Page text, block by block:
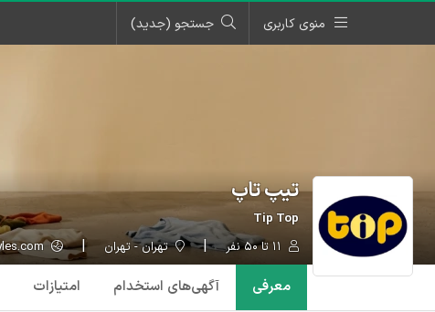
منوی کاربری جستجو (جدید)
تیپ تاپ
Tip Top
تهران - تهران tiptopstyles.com
معرفی آگهی‌های استخدام امتیازات